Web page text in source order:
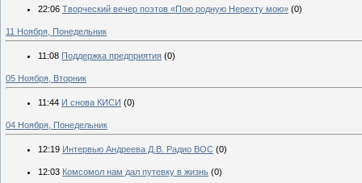
22:06 Творческий вечер поэтов «Пою родную Нерехту мою» (0)
11 Ноября, Понедельник
11:08 Поддержка предприятия (0)
05 Ноября, Вторник
11:44 И снова КИСИ (0)
04 Ноября, Понедельник
12:19 Интервью Андреева Д.В. Радио ВОС (0)
12:03 Комсомол нам дал путевку в жизнь (0)